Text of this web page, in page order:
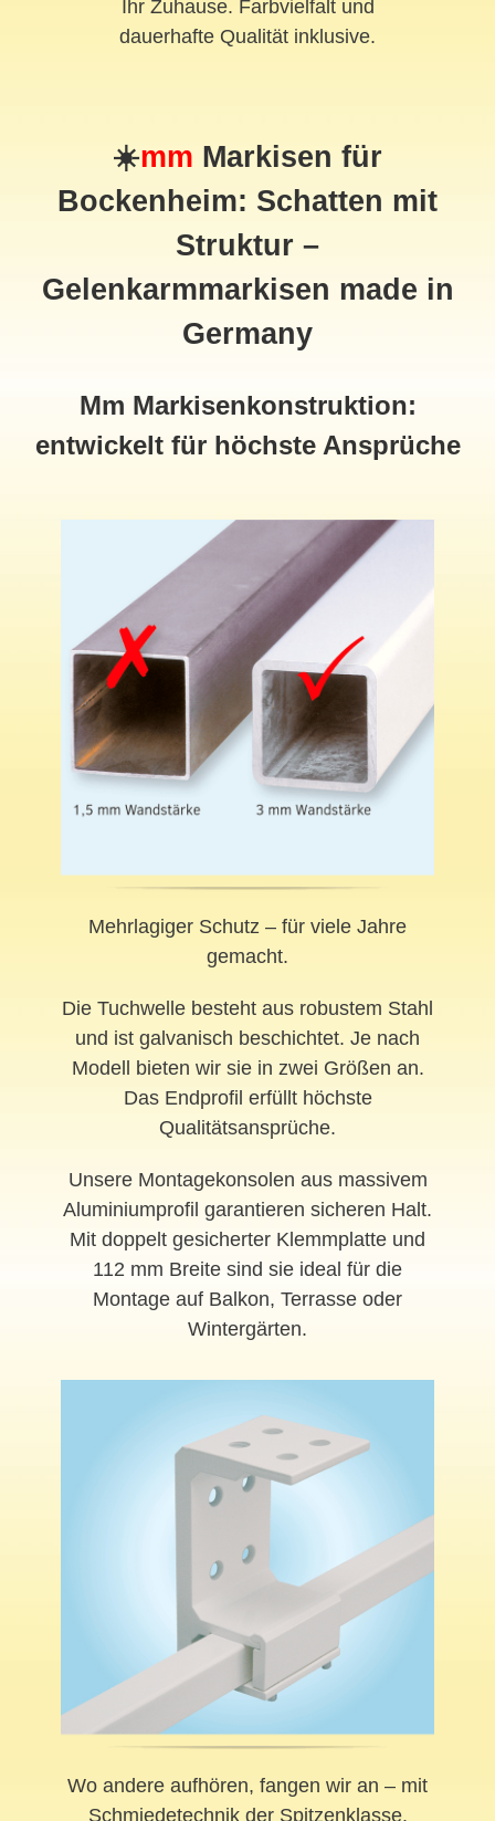
Ihr Zuhause. Farbvielfalt und
dauerhafte Qualität inklusive.
☀️mm Markisen für
Bockenheim: Schatten mit
Struktur –
Gelenkarmmarkisen made in
Germany
Mm Markisenkonstruktion:
entwickelt für höchste Ansprüche
Mehrlagiger Schutz – für viele Jahre
gemacht.
Die Tuchwelle besteht aus robustem Stahl
und ist galvanisch beschichtet. Je nach
Modell bieten wir sie in zwei Größen an.
Das Endprofil erfüllt höchste
Qualitätsansprüche.
Unsere Montagekonsolen aus massivem
Aluminiumprofil garantieren sicheren Halt.
Mit doppelt gesicherter Klemmplatte und
112 mm Breite sind sie ideal für die
Montage auf Balkon, Terrasse oder
Wintergärten.
Wo andere aufhören, fangen wir an – mit
Schmiedetechnik der Spitzenklasse.